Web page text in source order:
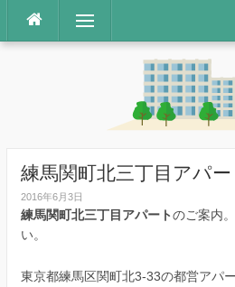
テ
メニュー
練馬関町北三丁目アパー
2016年6月3日
練馬関町北三丁目アパートのご案内
い。
東京都練馬区関町北3-33の都営アパ